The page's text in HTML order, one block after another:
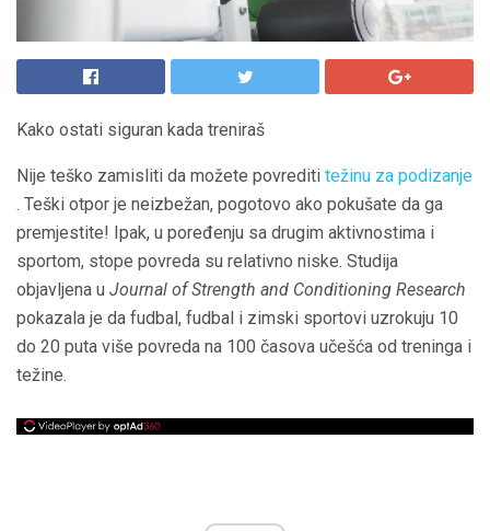
Kako ostati siguran kada treniraš
Nije teško zamisliti da možete povrediti težinu za podizanje
. Teški otpor je neizbežan, pogotovo ako pokušate da ga
premjestite! Ipak, u poređenju sa drugim aktivnostima i
sportom, stope povreda su relativno niske. Studija
objavljena u Journal of Strength and Conditioning Research
pokazala je da fudbal, fudbal i zimski sportovi uzrokuju 10
do 20 puta više povreda na 100 časova učešća od treninga i
težine.